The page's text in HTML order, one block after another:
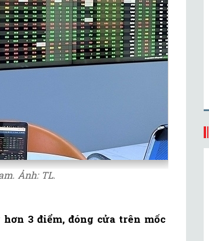
Ảnh: TL.
3 điểm, đóng cửa trên mốc